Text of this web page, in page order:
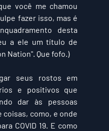
você me chamou
fazer isso, mas é
desta
a ele um título de
Nation". Que fofo.)
seus rostos em
e positivos que
dar às pessoas
como, e onde
COVID 19. E como